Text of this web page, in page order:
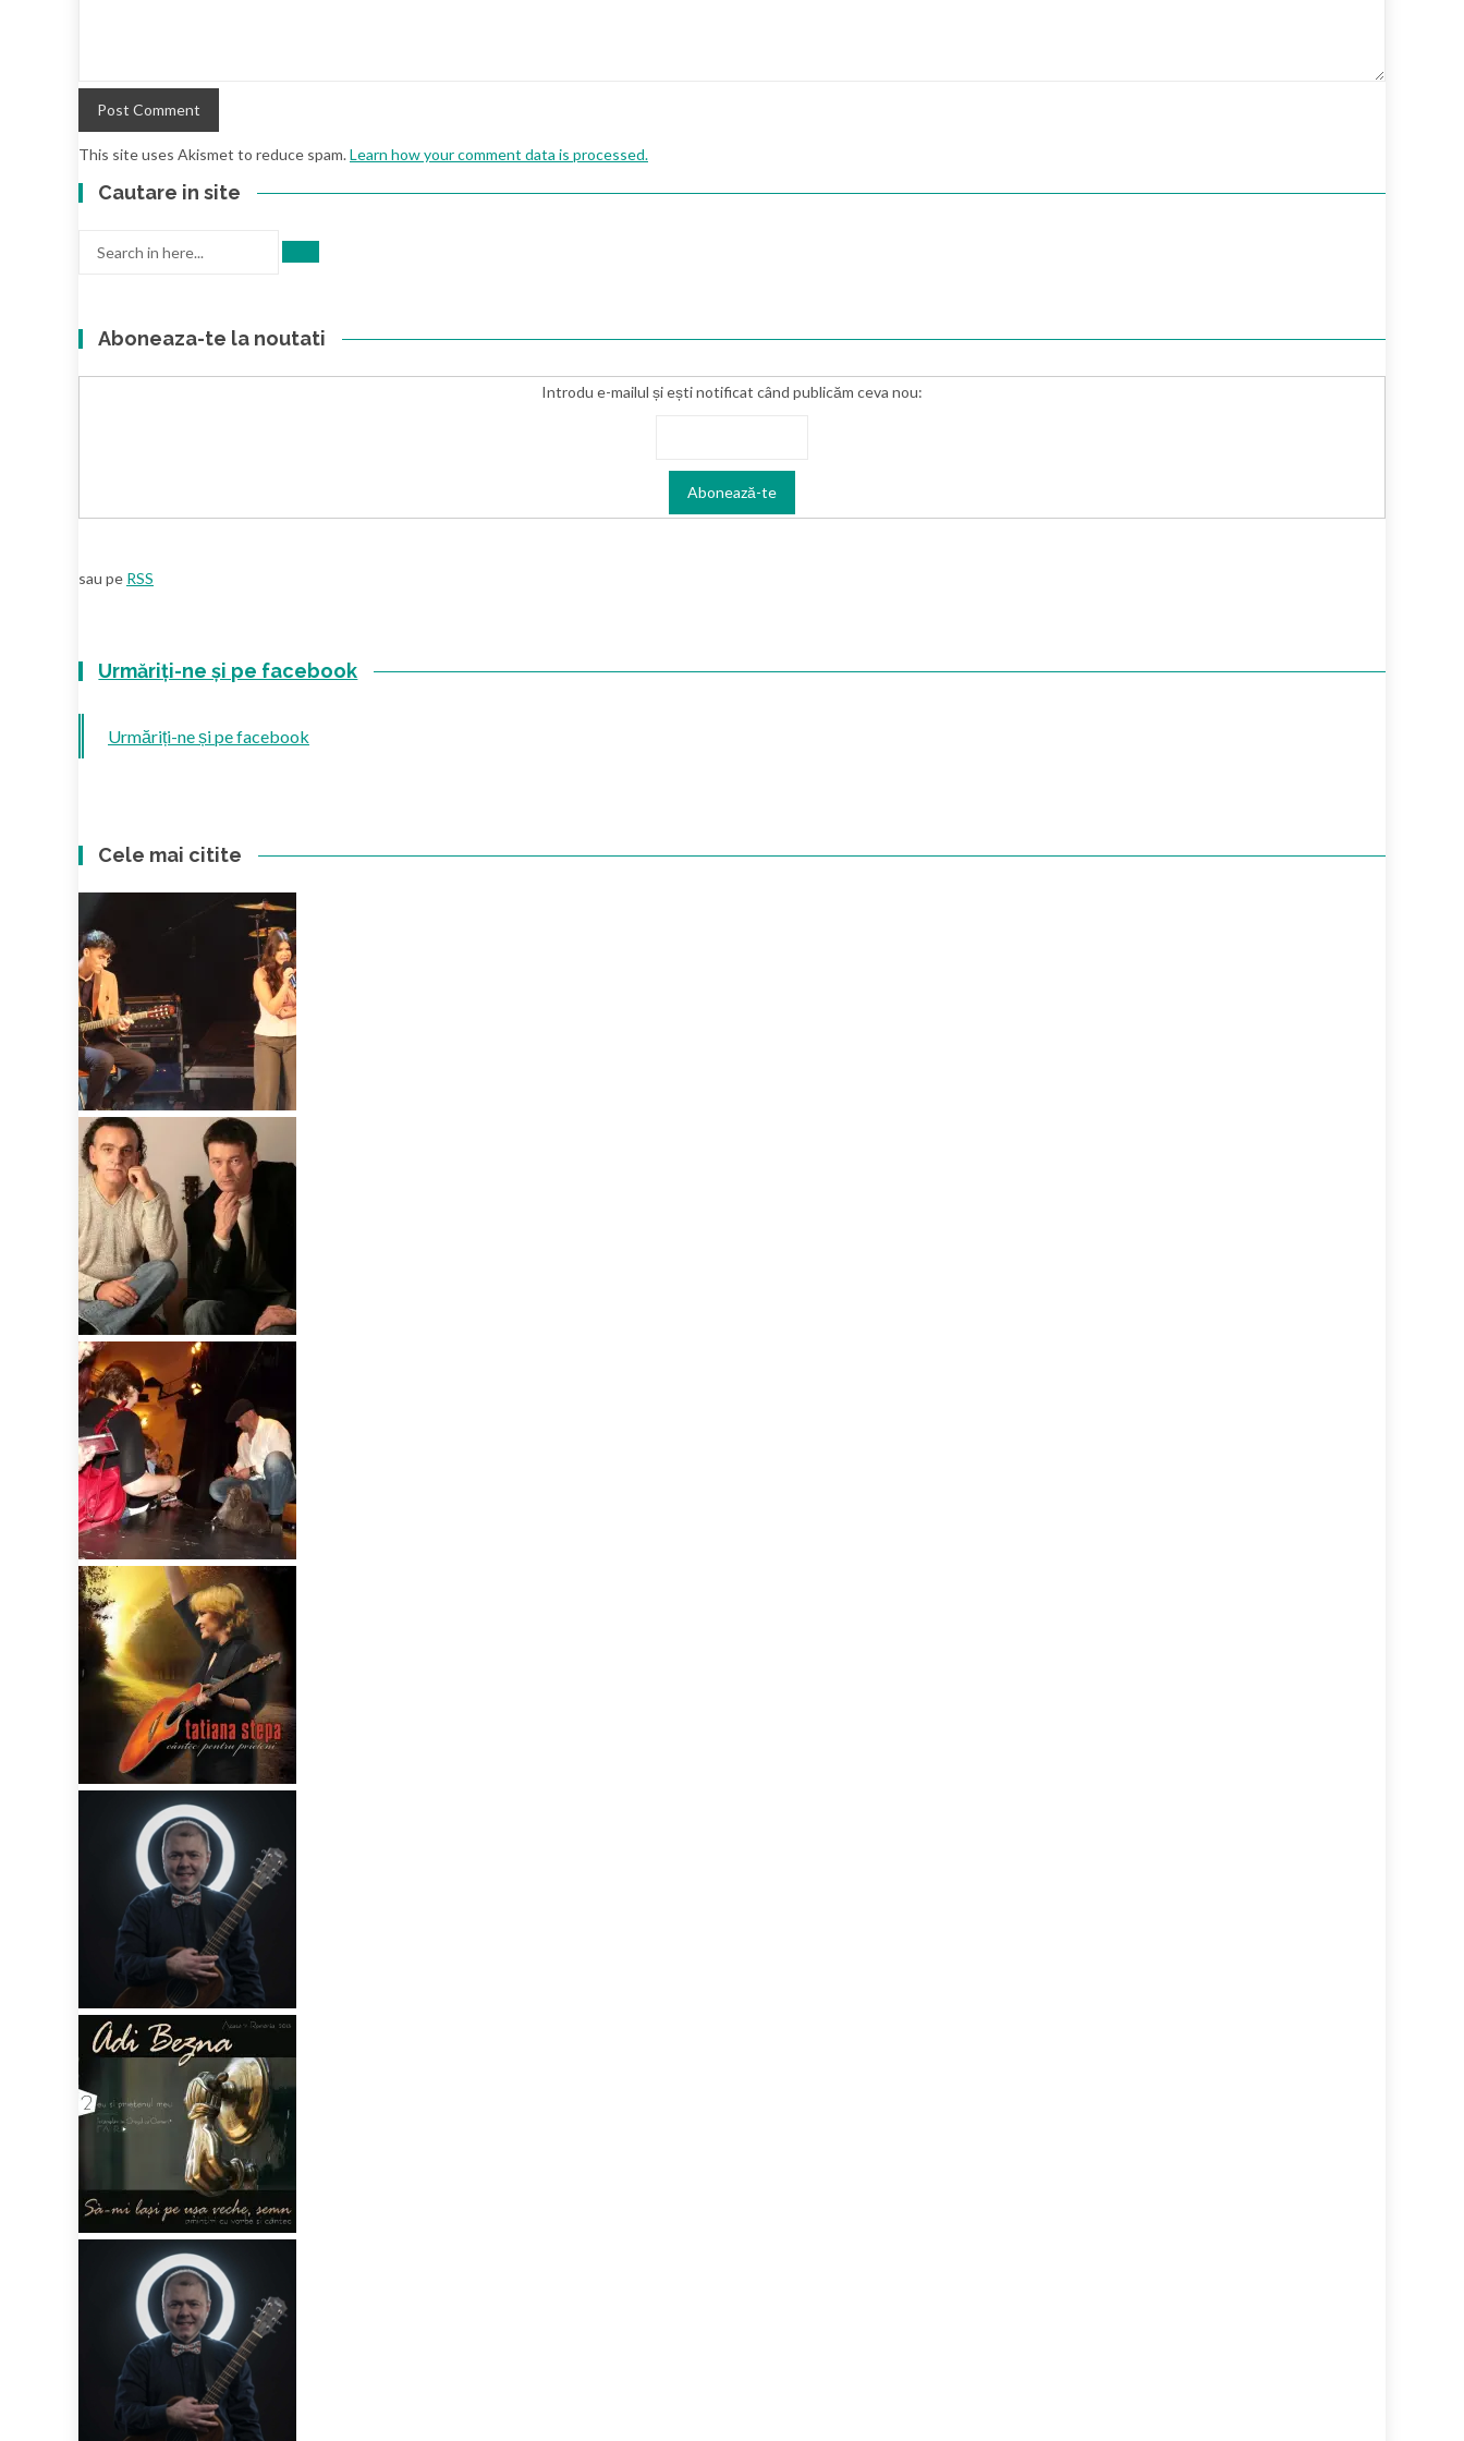
This site uses Akismet to reduce spam.Learn how your comment data is processed.
Cautare in site
Aboneaza-te la noutati
Introdu e-mailul și ești notificat când publicăm ceva nou:
sau pe RSS
Urmăriți-ne și pe facebook
Urmăriți-ne și pe facebook
Cele mai citite